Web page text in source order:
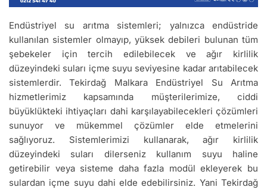
Endüstriyel su arıtma sistemleri; yalnızca endüstride
kullanılan sistemler olmayıp, yüksek debileri bulunan tüm
şebekeler için tercih edilebilecek ve ağır kirlilik
düzeyindeki suları içme suyu seviyesine kadar arıtabilecek
sistemlerdir. Tekirdağ Malkara Endüstriyel Su Arıtma
hizmetlerimiz kapsamında müşterilerimize, ciddi
büyüklükteki ihtiyaçları dahi karşılayabilecekleri çözümleri
sunuyor ve mükemmel çözümler elde etmelerini
sağlıyoruz. Sistemlerimizi kullanarak, ağır kirlilik
düzeyindeki suları dilerseniz kullanım suyu haline
getirebilir veya sisteme daha fazla modül ekleyerek bu
sulardan içme suyu dahi elde edebilirsiniz. Yani Tekirdağ